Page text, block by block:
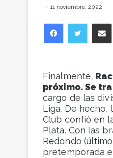
11 noviembre, 2022
Facebook
Finalmente,
próximo. Se
cargo de las
Liga. De hecho,
Club confió en
Plata. Con las
Redondo
pretemporada